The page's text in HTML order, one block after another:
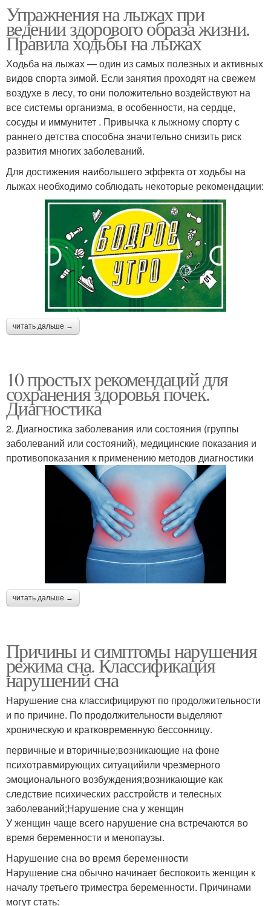
Упражнения на лыжах при
ведении здорового образа жизни.
Правила ходьбы на лыжах
Ходьба на лыжах — один из самых полезных и активных
видов спорта зимой. Если занятия проходят на свежем
воздухе в лесу, то они положительно воздействуют на
все системы организма, в особенности, на сердце,
сосуды и иммунитет . Привычка к лыжному спорту с
раннего детства способна значительно снизить риск
развития многих заболеваний.
Для достижения наибольшего эффекта от ходьбы на
лыжах необходимо соблюдать некоторые рекомендации:
читать дальше →
10 простых рекомендаций для
сохранения здоровья почек.
Диагностика
2. Диагностика заболевания или состояния (группы
заболеваний или состояний), медицинские показания и
противопоказания к применению методов диагностики
читать дальше →
Причины и симптомы нарушения
режима сна. Классификация
нарушений сна
Нарушение сна классифицируют по продолжительности
и по причине. По продолжительности выделяют
хроническую и кратковременную бессонницу.
первичные и вторичные;возникающие на фоне
психотравмирующих ситуацийили чрезмерного
эмоционального возбуждения;возникающие как
следствие психических расстройств и телесных
заболеваний;Нарушение сна у женщин
У женщин чаще всего нарушение сна встречаются во
время беременности и менопаузы.
Нарушение сна во время беременности
Нарушение сна обычно начинает беспокоить женщин к
началу третьего триместра беременности. Причинами
могут стать: